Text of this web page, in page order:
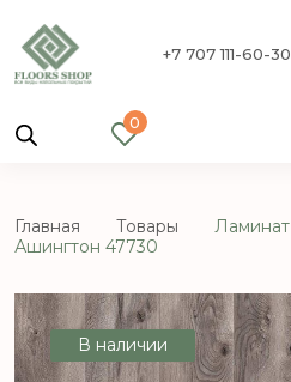
+7 707 111-60-30
0
Главная Товары
Ашингтон 47730
В наличии